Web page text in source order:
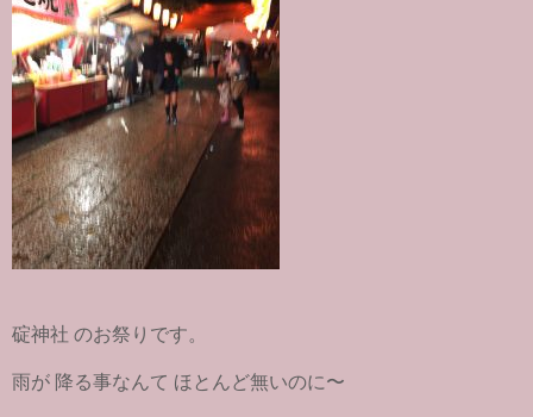
碇神社 のお祭りです。
雨が 降る事なんて ほとんど無いのに〜